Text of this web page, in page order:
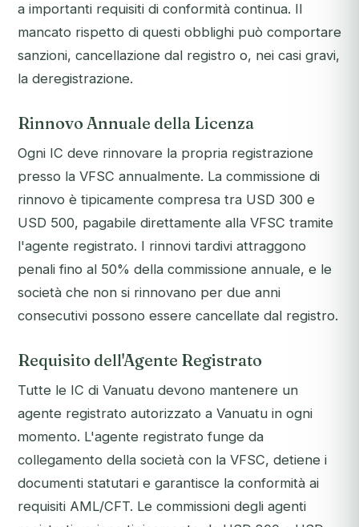
a importanti requisiti di conformità continua. Il
mancato rispetto di questi obblighi può comportare
sanzioni, cancellazione dal registro o, nei casi gravi,
la deregistrazione.
Rinnovo Annuale della Licenza
Ogni IC deve rinnovare la propria registrazione
presso la VFSC annualmente. La commissione di
rinnovo è tipicamente compresa tra USD 300 e
USD 500, pagabile direttamente alla VFSC tramite
l'agente registrato. I rinnovi tardivi attraggono
penali fino al 50% della commissione annuale, e le
società che non si rinnovano per due anni
consecutivi possono essere cancellate dal registro.
Requisito dell'Agente Registrato
Tutte le IC di Vanuatu devono mantenere un
agente registrato autorizzato a Vanuatu in ogni
momento. L'agente registrato funge da
collegamento della società con la VFSC, detiene i
documenti statutari e garantisce la conformità ai
requisiti AML/CFT. Le commissioni degli agenti